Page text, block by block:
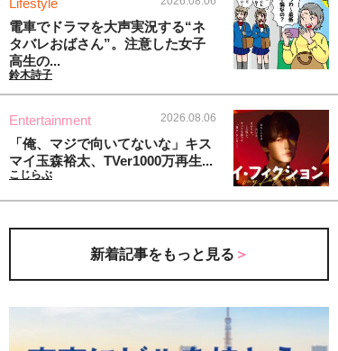
Lifestyle
電車でドラマを大声実況する“ネ
タバレおばさん”。注意した女子
高生の...
鈴木詩子
Entertainment 2026.08.06
「俺、マジで向いてないな」キス
マイ玉森裕太、TVer1000万再生...
こじらぶ
新着記事をもっと見る